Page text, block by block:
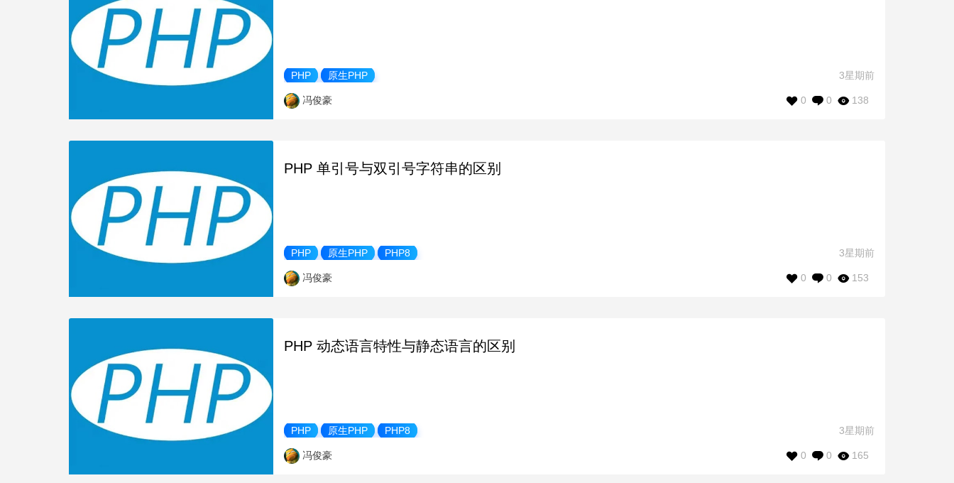
PHP 原生PHP 3星期前
冯俊豪 138
0
0
PHP 单引号与双引号字符串的区别
PHP 原生PHP PHP8 3星期前
冯俊豪 153
0
0
PHP 动态语言特性与静态语言的区别
PHP 原生PHP PHP8 3星期前
冯俊豪 165
0
0